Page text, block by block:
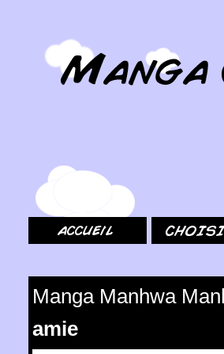
Manga Manhwa
amie